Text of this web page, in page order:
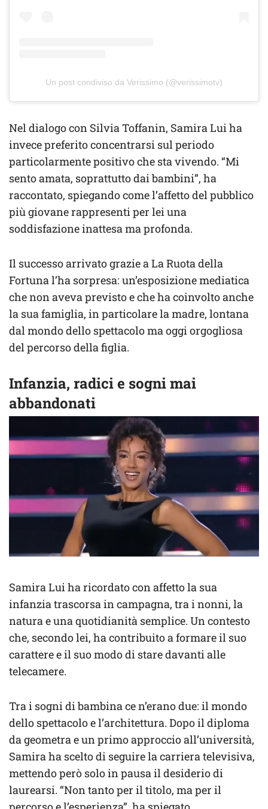
Un post condiviso da Verissimo (@verissimotv)
Nel dialogo con Silvia Toffanin, Samira Lui ha
invece preferito concentrarsi sul periodo
particolarmente positivo che sta vivendo. “Mi
sento amata, soprattutto dai bambini”, ha
raccontato, spiegando come l’affetto del pubblico
più giovane rappresenti per lei una
soddisfazione inattesa ma profonda.
Il successo arrivato grazie a La Ruota della
Fortuna l’ha sorpresa: un’esposizione mediatica
che non aveva previsto e che ha coinvolto anche
la sua famiglia, in particolare la madre, lontana
dal mondo dello spettacolo ma oggi orgogliosa
del percorso della figlia.
Infanzia, radici e sogni mai
abbandonati
Samira Lui ha ricordato con affetto la sua
infanzia trascorsa in campagna, tra i nonni, la
natura e una quotidianità semplice. Un contesto
che, secondo lei, ha contribuito a formare il suo
carattere e il suo modo di stare davanti alle
telecamere.
Tra i sogni di bambina ce n’erano due: il mondo
dello spettacolo e l’architettura. Dopo il diploma
da geometra e un primo approccio all’università,
Samira ha scelto di seguire la carriera televisiva,
mettendo però solo in pausa il desiderio di
laurearsi. “Non tanto per il titolo, ma per il